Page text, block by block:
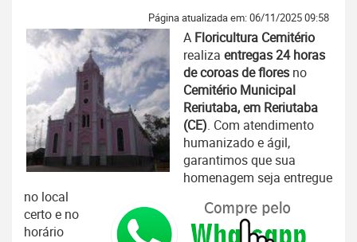
Página atualizada em: 06/11/2025 09:58
A Floricultura Cemitério
realiza entregas 24 horas
de coroas de flores no
Cemitério Municipal
Reriutaba, em Reriutaba
(CE). Com atendimento
humanizado e ágil,
garantimos que sua
homenagem seja entregue
no local
certo e no
horário